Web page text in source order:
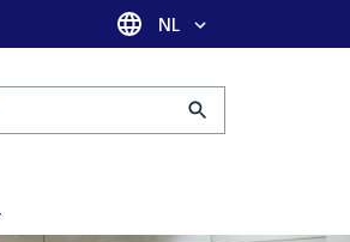
Taal selectie
NL